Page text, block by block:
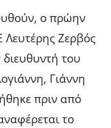
ο πρώην
Ζερβός
του
Γιάννη
πριν από
το